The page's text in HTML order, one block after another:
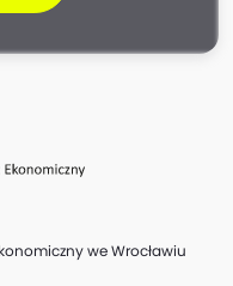
we Wrocławiu